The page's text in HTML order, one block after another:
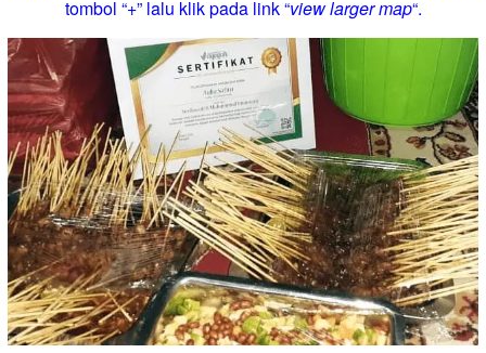
tombol “+” lalu klik pada link “view larger map“.